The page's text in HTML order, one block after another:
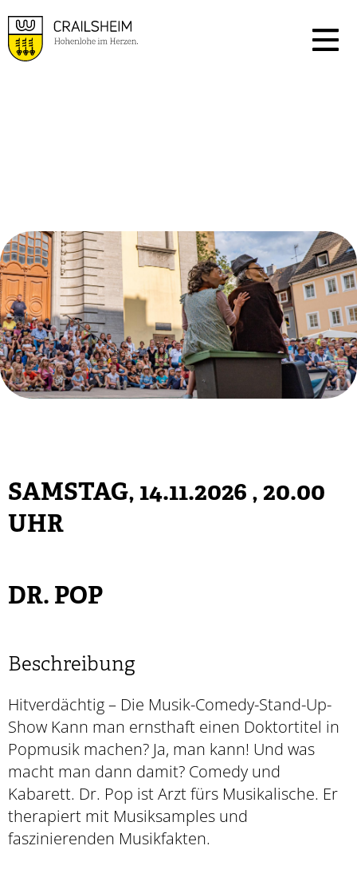
SAMSTAG, 14.11.2026 , 20.00
UHR
DR. POP
Beschreibung
Hitverdächtig – Die Musik-Comedy-Stand-Up-
Show Kann man ernsthaft einen Doktortitel in
Popmusik machen? Ja, man kann! Und was
macht man dann damit? Comedy und
Kabarett. Dr. Pop ist Arzt fürs Musikalische. Er
therapiert mit Musiksamples und
faszinierenden Musikfakten.